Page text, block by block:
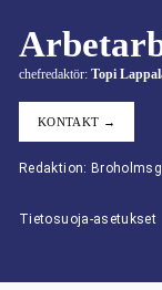
chefredaktör: Topi
KONTAKT →
Redaktion:
Tietosuoja-asetukset